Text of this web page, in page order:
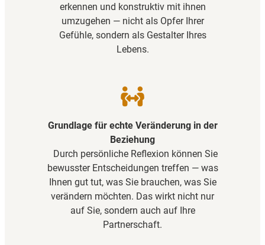
erkennen und konstruktiv mit ihnen
umzugehen — nicht als Opfer Ihrer
Gefühle, sondern als Gestalter Ihres
Lebens.
Grundlage für echte Veränderung in der
Beziehung
Durch persönliche Reflexion können Sie
bewusster Entscheidungen treffen — was
Ihnen gut tut, was Sie brauchen, was Sie
verändern möchten. Das wirkt nicht nur
auf Sie, sondern auch auf Ihre
Partnerschaft.